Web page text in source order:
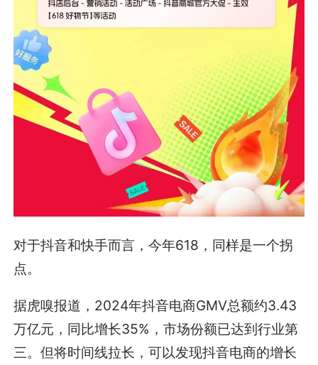
对于抖音和快手而言，今年618，同样是一个拐
点。
据虎嗅报道，2024年抖音电商GMV总额约3.43
万亿元，同比增长35%，市场份额已达到行业第
三。但将时间线拉长，可以发现抖音电商的增长